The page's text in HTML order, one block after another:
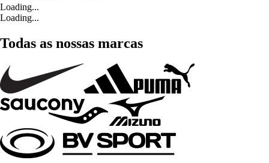
Loading...
Loading...
Todas as nossas marcas